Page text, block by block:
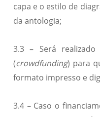
capa e o estilo de
da antologia;
3.3 – Será
(crowdfunding) para
formato impresso e
3.4 – Caso o